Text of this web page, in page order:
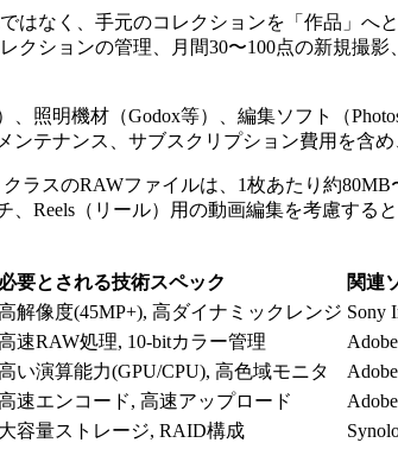
はなく、手元のコレクションを「作品」へ
クションの管理、月間30〜100点の新規撮
照明機材（Godox等）、編集ソフト（
テナンス、サブスクリプション費用を含
ラスのRAWファイルは、1枚あたり約
Reels（リール）用の動画編集を考慮す
必要とされる技術スペック
関連
解像度(45MP+), 高ダイナミックレンジ Sony
速RAW処理, 10-bitカラー管理
い演算能力(GPU/CPU), 高色域モニタ
速エンコード, 高速アップロード
大容量ストレージ, RAID構成